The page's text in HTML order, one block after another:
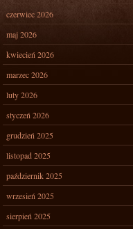
czerwiec 2026
maj 2026
kwiecień 2026
marzec 2026
luty 2026
styczeń 2026
grudzień 2025
listopad 2025
październik 2025
wrzesień 2025
sierpień 2025